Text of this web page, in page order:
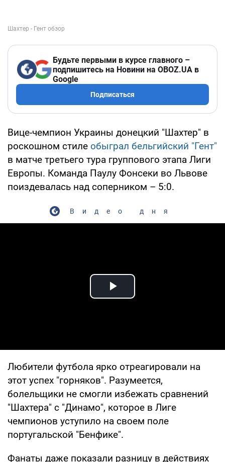
Будьте первыми в курсе главного –
подпишитесь на Новини на OBOZ.UA в
Google
Подписаться
Вице-чемпион Украины донецкий "Шахтер" в
роскошном стиле обыграл бельгийский "Гент"
в матче третьего тура группового этапа Лиги
Европы. Команда Паулу Фонсеки во Львове
поиздевалась над соперником – 5:0.
Видео дня
Play Video
Любители футбола ярко отреагировали на
этот успех "горняков". Разумеется,
болельщики не смогли избежать сравнений
"Шахтера" с "Динамо", которое в Лиге
чемпионов уступило на своем поле
португальской "Бенфике".
Фанаты даже показали разницу в действиях